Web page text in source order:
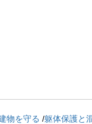
物を守る /躯体保護と